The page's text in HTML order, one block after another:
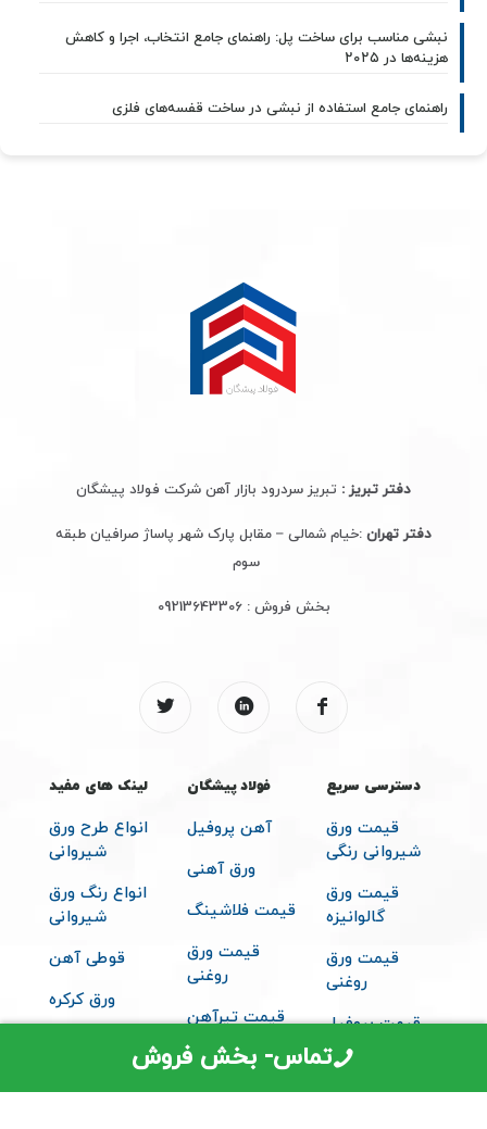
نبشی مناسب برای ساخت پل: راهنمای جامع انتخاب، اجرا و کاهش
هزینه‌ها در ۲۰۲۵
راهنمای جامع استفاده از نبشی در ساخت قفسه‌های فلزی
دفتر تبریز : تبریز سردرود بازار آهن شرکت فولاد پیشگان
دفتر تهران :خیام شمالی – مقابل پارک شهر پاساژ صرافیان طبقه
سوم
بخش فروش :09213643306
دسترسی سریع
قیمت ورق
شیروانی رنگی
قیمت ورق
گالوانیزه
قیمت ورق
روغنی
قیمت پروفیل
قیمت ساندویچ
پانل
فولاد پیشگان
آهن پروفیل
ورق آهنی
قیمت فلاشینگ
قیمت ورق
روغنی
قیمت تیرآهن
لینک های مفید
انواع طرح ورق
شیروانی
انواع رنگ ورق
شیروانی
قوطی آهن
ورق کرکره
تماس- بخش فروش